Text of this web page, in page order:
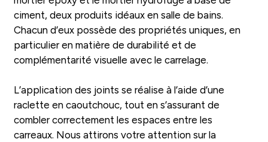
ciment, deux produits idéaux en salle de bains.
Chacun d’eux possède des propriétés uniques, en
particulier en matière de durabilité et de
complémentarité visuelle avec le carrelage.
L’application des joints se réalise à l’aide d’une
raclette en caoutchouc, tout en s’assurant de
combler correctement les espaces entre les
carreaux. Nous attirons votre attention sur la